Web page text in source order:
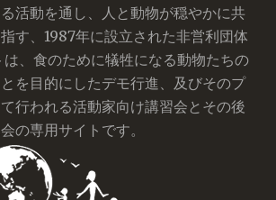
活動を通し、人と動物が穏やかに共
す、1987年に設立された非営利団体
は、食のために犠牲になる動物たちの
を目的にしたデモ行進、及びそのプ
行われる活動家向け講習会とその後
の専用サイトです。